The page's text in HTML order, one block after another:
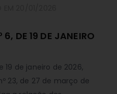
DE 19 DE JANEIRO
19 de janeiro de 2026,
23, de 27 de março de